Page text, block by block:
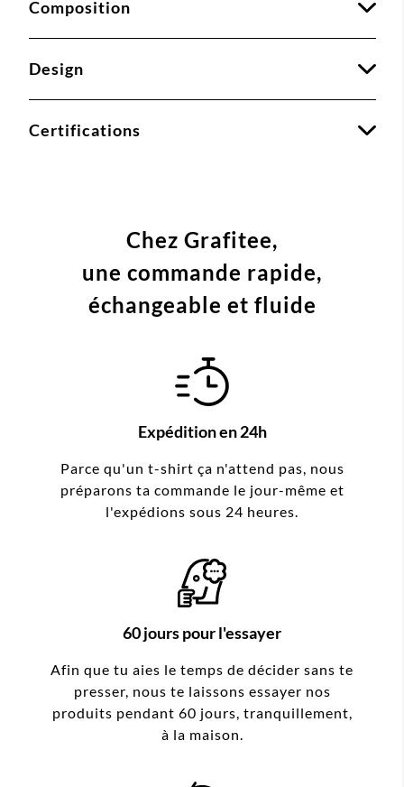
Composition
Design
Certifications
Chez Grafitee,
une commande rapide,
échangeable et fluide
Expédition en 24h
Parce qu'un t-shirt ça n'attend pas, nous
préparons ta commande le jour-même et
l'expédions sous 24 heures.
60 jours pour l'essayer
Afin que tu aies le temps de décider sans te
presser, nous te laissons essayer nos
produits pendant 60 jours, tranquillement,
à la maison.